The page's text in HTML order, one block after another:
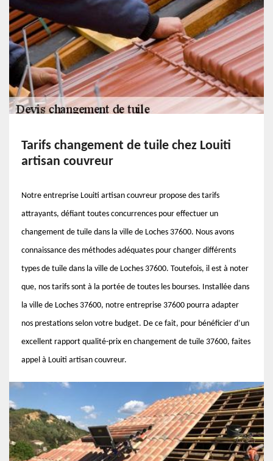
Tarifs changement de tuile chez Louiti
artisan couvreur
Notre entreprise Louiti artisan couvreur propose des tarifs
attrayants, défiant toutes concurrences pour effectuer un
changement de tuile dans la ville de Loches 37600. Nous avons
connaissance des méthodes adéquates pour changer différents
types de tuile dans la ville de Loches 37600. Toutefois, il est à noter
que, nos tarifs sont à la portée de toutes les bourses. Installée dans
la ville de Loches 37600, notre entreprise 37600 pourra adapter
nos prestations selon votre budget. De ce fait, pour bénéficier d’un
excellent rapport qualité-prix en changement de tuile 37600, faites
appel à Louiti artisan couvreur.